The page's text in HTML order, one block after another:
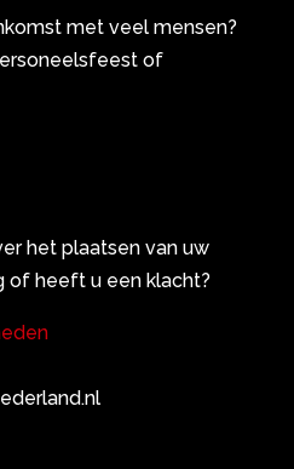
met veel mensen?
of
het plaatsen van uw
of heeft u een klacht?